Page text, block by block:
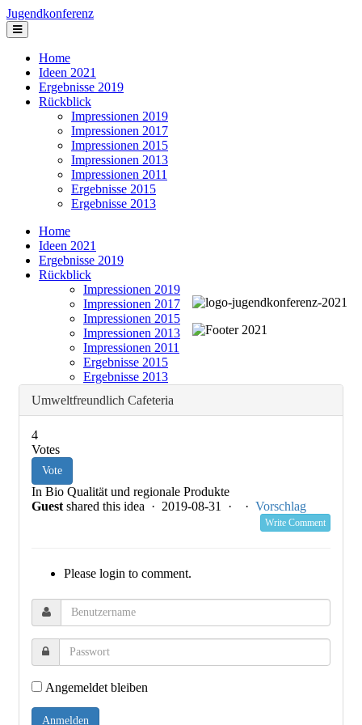
Jugendkonferenz
Home
Ideen 2021
Ergebnisse 2019
Rückblick
Impressionen 2019
Impressionen 2017
Impressionen 2015
Impressionen 2013
Impressionen 2011
Ergebnisse 2015
Ergebnisse 2013
Home
Ideen 2021
Ergebnisse 2019
Rückblick
Impressionen 2019
Impressionen 2017
Impressionen 2015
Impressionen 2013
Impressionen 2011
Ergebnisse 2015
Ergebnisse 2013
Umweltfreundlich Cafeteria
4
Votes
Vote
In Bio Qualität und regionale Produkte
Guest shared this idea · 2019-08-31 · · Vorschlag
Write Comment
Please login to comment.
Angemeldet bleiben